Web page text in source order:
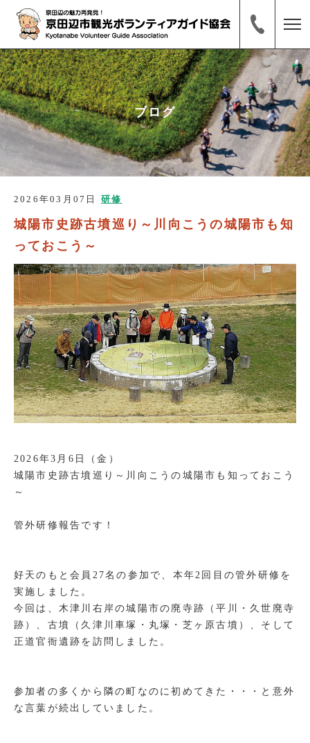
ブログ
2026年03月07日 研修
城陽市史跡古墳巡り～川向こうの城陽市も知
っておこう～
2026年3月6日（金）
城陽市史跡古墳巡り ～川向こうの城陽市も知っておこう
～
管外研修報告です！
好天のもと会員27名の参加で、本年2回目の管外研修を
実施しました。
今回は、木津川右岸の城陽市の廃寺跡（平川・久世廃寺
跡）、古墳（久津川車塚・丸塚・芝ヶ原古墳）、そして
正道官衙遺跡を訪問しました。
参加者の多くから隣の町なのに初めてきた・・・と意外
な言葉が続出していました。